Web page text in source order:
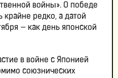
войны». О победе
редко, а датой
— как день японской
в войне с Японией
союзнических